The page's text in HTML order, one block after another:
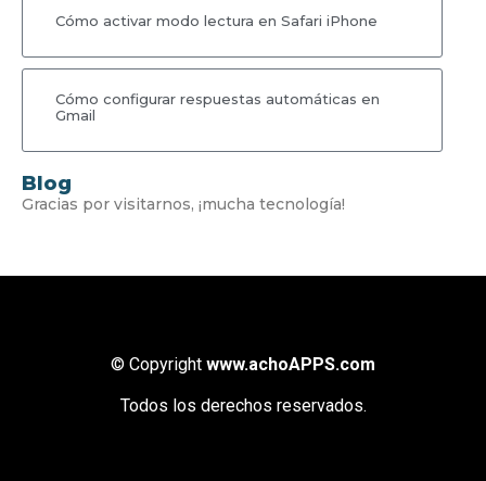
Cómo activar modo lectura en Safari iPhone
Cómo configurar respuestas automáticas en
Gmail
Blog
Gracias por visitarnos, ¡mucha tecnología!
© Copyright www.achoAPPS.com
Todos los derechos reservados.